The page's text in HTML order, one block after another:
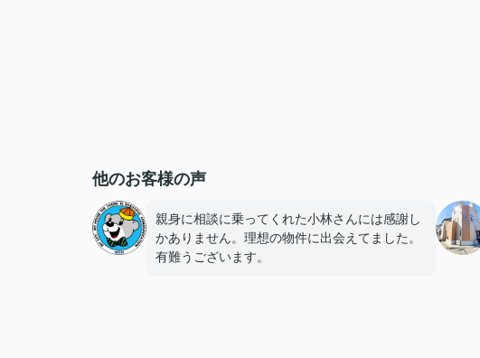
他のお客様の声
親身に相談に乗ってくれた小林さんには感謝し
かありません。理想の物件に出会えてました。
有難うございます。